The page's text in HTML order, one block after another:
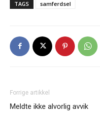
TAGS samferdsel
Forrige artikkel
Meldte ikke alvorlig avvik